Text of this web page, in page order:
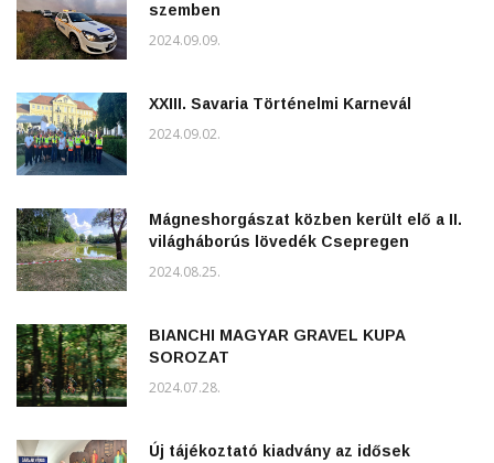
szemben
2024.09.09.
XXIII. Savaria Történelmi Karnevál
2024.09.02.
Mágneshorgászat közben került elő a II.
világháborús lövedék Csepregen
2024.08.25.
BIANCHI MAGYAR GRAVEL KUPA
SOROZAT
2024.07.28.
Új tájékoztató kiadvány az idősek